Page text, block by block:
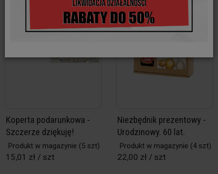
Koperta podarunkowa -
Szczerze dziękuję!
Produkt w magazynie (5 szt)
15,01 zł / szt
Niezbędnik prezentowy -
Urodzinowy. 60 lat.
Produkt w magazynie (4 szt)
22,00 zł / szt